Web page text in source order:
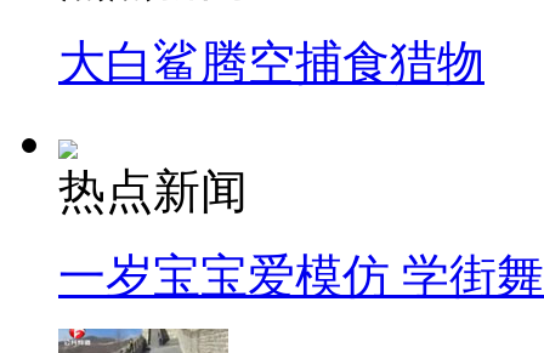
大白鲨腾空捕食猎物
热点新闻
一岁宝宝爱模仿 学街